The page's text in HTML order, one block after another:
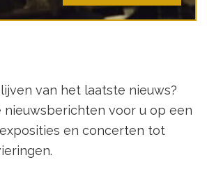
van het laatste nieuws?
voor u op een
en concerten tot